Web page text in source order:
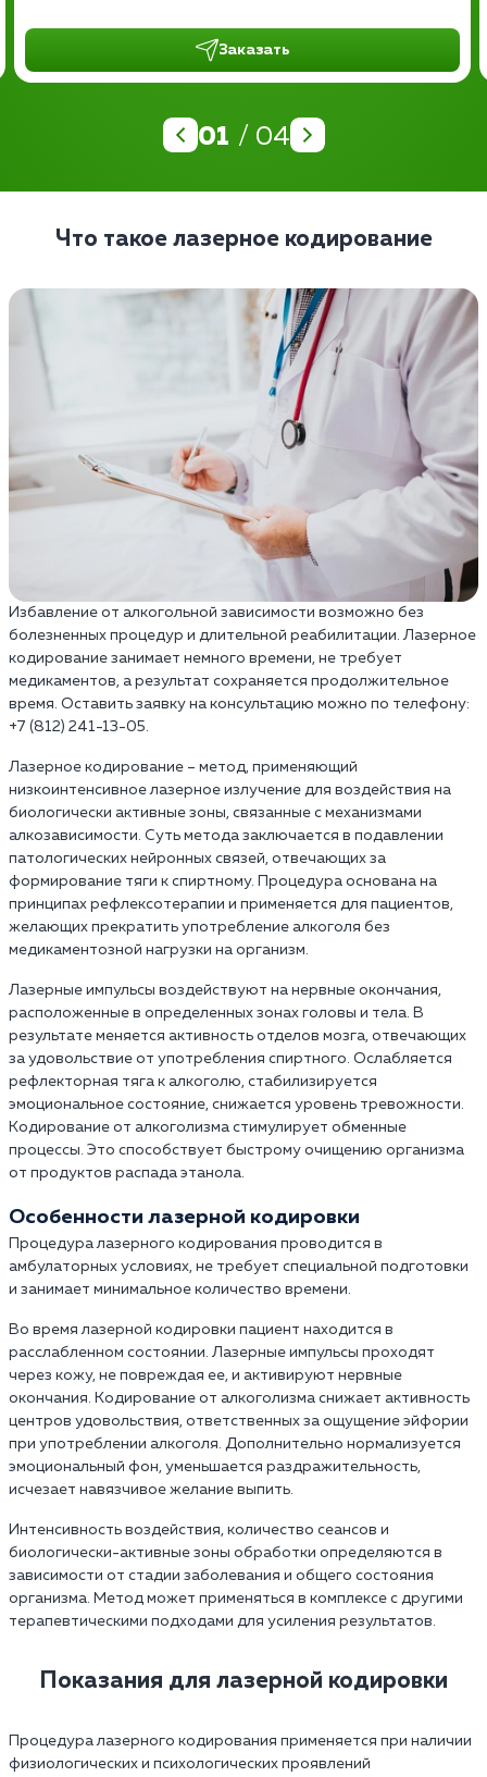
Заказать
01 / 04
Что такое лазерное кодирование
Избавление от алкогольной зависимости возможно без
болезненных процедур и длительной реабилитации. Лазерное
кодирование занимает немного времени, не требует
медикаментов, а результат сохраняется продолжительное
время. Оставить заявку на консультацию можно по телефону:
+7 (812) 241-13-05.
Лазерное кодирование – метод, применяющий
низкоинтенсивное лазерное излучение для воздействия на
биологически активные зоны, связанные с механизмами
алкозависимости. Суть метода заключается в подавлении
патологических нейронных связей, отвечающих за
формирование тяги к спиртному. Процедура основана на
принципах рефлексотерапии и применяется для пациентов,
желающих прекратить употребление алкоголя без
медикаментозной нагрузки на организм.
Лазерные импульсы воздействуют на нервные окончания,
расположенные в определенных зонах головы и тела. В
результате меняется активность отделов мозга, отвечающих
за удовольствие от употребления спиртного. Ослабляется
рефлекторная тяга к алкоголю, стабилизируется
эмоциональное состояние, снижается уровень тревожности.
Кодирование от алкоголизма стимулирует обменные
процессы. Это способствует быстрому очищению организма
от продуктов распада этанола.
Особенности лазерной кодировки
Процедура лазерного кодирования проводится в
амбулаторных условиях, не требует специальной подготовки
и занимает минимальное количество времени.
Во время лазерной кодировки пациент находится в
расслабленном состоянии. Лазерные импульсы проходят
через кожу, не повреждая ее, и активируют нервные
окончания. Кодирование от алкоголизма снижает активность
центров удовольствия, ответственных за ощущение эйфории
при употреблении алкоголя. Дополнительно нормализуется
эмоциональный фон, уменьшается раздражительность,
исчезает навязчивое желание выпить.
Интенсивность воздействия, количество сеансов и
биологически-активные зоны обработки определяются в
зависимости от стадии заболевания и общего состояния
организма. Метод может применяться в комплексе с другими
терапевтическими подходами для усиления результатов.
Показания для лазерной кодировки
Процедура лазерного кодирования применяется при наличии
физиологических и психологических проявлений